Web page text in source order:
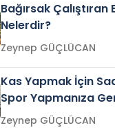
Bağırsak Çalıştıran
Nelerdir?
Zeynep GÜÇLÜCAN
Kas Yapmak İçin
Spor Yapmanıza
Zeynep GÜÇLÜCAN